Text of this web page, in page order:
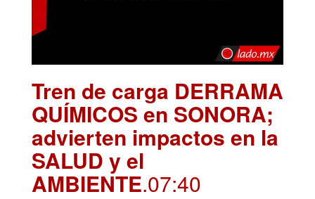
Tren de carga DERRAMA
QUÍMICOS en SONORA;
advierten impactos en la
SALUD y el
AMBIENTE.07:40